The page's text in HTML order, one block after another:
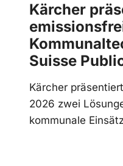
Kärcher
Suisse
Kärcher
2026 zwei
kommunale